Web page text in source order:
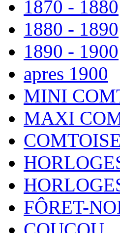
1870 - 1880
1880 - 1890
1890 - 1900
apres 1900
MINI
MAXI
FÔRET-